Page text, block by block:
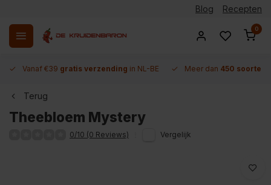
Blog Recepten
0
Vanaf €39 gratis verzending in NL-BE Meer dan 450 soorten
Terug
Theebloem Mystery
0/10 (0 Reviews) Vergelijk